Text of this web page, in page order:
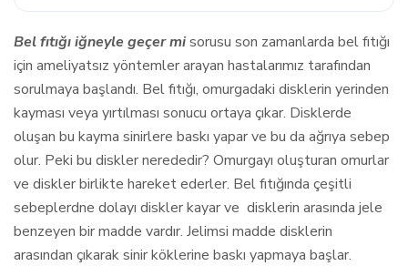
Bel fıtığı iğneyle geçer misorusu son zamanlarda bel fıtığı
için ameliyatsız yöntemler arayan hastalarımız tarafından
sorulmaya başlandı. Bel fıtığı, omurgadaki disklerin yerinden
kayması veya yırtılması sonucu ortaya çıkar. Disklerde
oluşan bu kayma sinirlere baskı yapar ve bu da ağrıya sebep
olur. Peki bu diskler nerededir? Omurgayı oluşturan omurlar
ve diskler birlikte hareket ederler. Bel fıtığında çeşitli
sebeplerdne dolayı diskler kayar ve disklerin arasında jele
benzeyen bir madde vardır. Jelimsi madde disklerin
arasından çıkarak sinir köklerine baskı yapmaya başlar.